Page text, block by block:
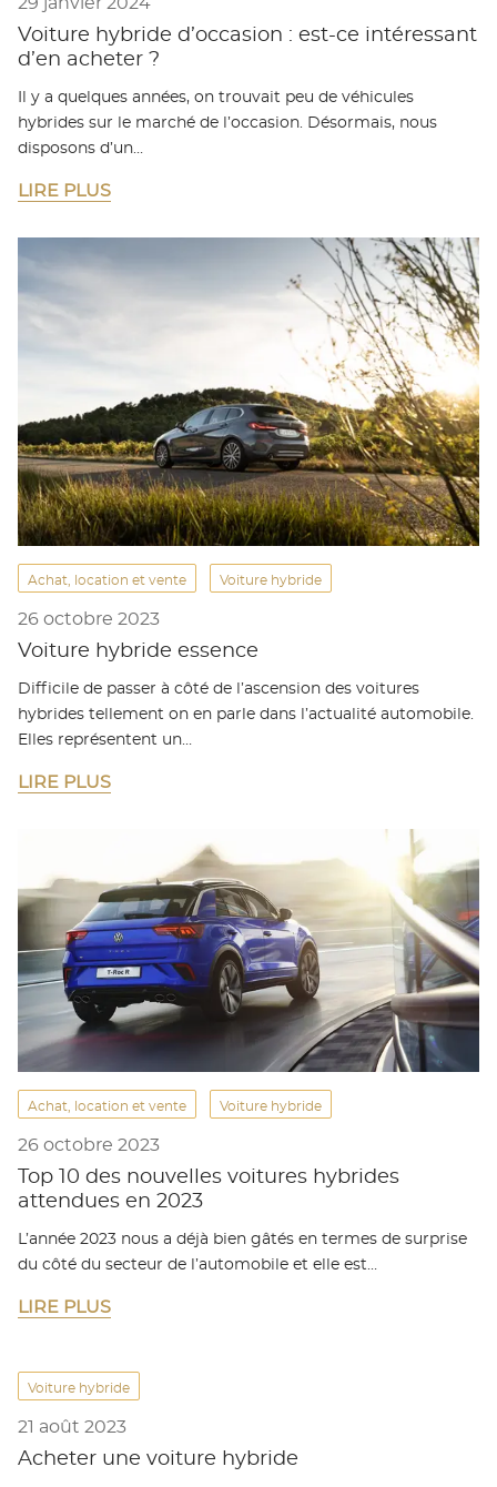
29 janvier 2024
Voiture hybride d’occasion : est-ce intéressant
d’en acheter ?
Il y a quelques années, on trouvait peu de véhicules
hybrides sur le marché de l’occasion. Désormais, nous
disposons d’un…
LIRE PLUS
Achat, location et vente Voiture hybride
26 octobre 2023
Voiture hybride essence
Difficile de passer à côté de l’ascension des voitures
hybrides tellement on en parle dans l’actualité automobile.
Elles représentent un…
LIRE PLUS
Achat, location et vente Voiture hybride
26 octobre 2023
Top 10 des nouvelles voitures hybrides
attendues en 2023
L’année 2023 nous a déjà bien gâtés en termes de surprise
du côté du secteur de l’automobile et elle est…
LIRE PLUS
Voiture hybride
21 août 2023
Acheter une voiture hybride